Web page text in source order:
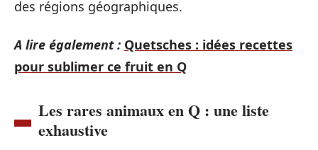
des régions géographiques.
A lire également : Quetsches : idées recettes
pour sublimer ce fruit en Q
Les rares animaux en Q : une liste
exhaustive